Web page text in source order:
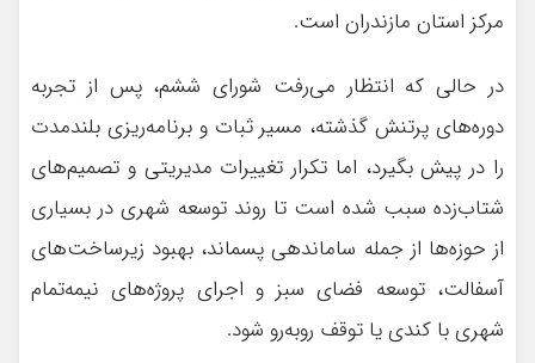
مرکز استان مازندران است.
در حالی که انتظار می‌رفت شورای ششم، پس از تجربه
دوره‌های پرتنش گذشته، مسیر ثبات و برنامه‌ریزی بلندمدت
را در پیش بگیرد، اما تکرار تغییرات مدیریتی و تصمیم‌های
شتاب‌زده سبب شده است تا روند توسعه شهری در بسیاری
از حوزه‌ها از جمله ساماندهی پسماند، بهبود زیرساخت‌های
آسفالت، توسعه فضای سبز و اجرای پروژه‌های نیمه‌تمام
شهری با کندی یا توقف روبه‌رو شود.